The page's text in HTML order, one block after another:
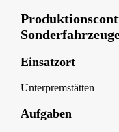
Einsatzort
Unterpremstätten
Aufgaben